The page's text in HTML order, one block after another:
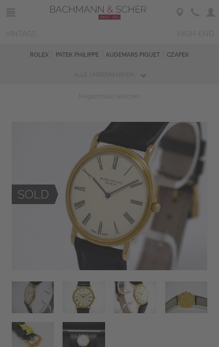
ROLEX PATEK PHILIPPE AUDEMARS PIGUET CZAPEK